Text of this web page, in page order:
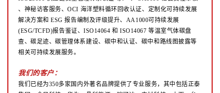
、神秘访客服务、OCI 海洋塑料循环回收认证、定制化可持续发展
解决方案和 ESG 报告编制及评级提升、AA1000可持续发展
(ESG/TCFD)报告鉴证、ISO14064 和 ISO14067 等温室气体碳盘
查、碳足迹、碳管理体系建设、碳中和认证、碳中和路线图披露等
相关可持续发展服务。
我们的客户：
我们已经为350多家国内外著名品牌提供了专业服务，其中包括正泰